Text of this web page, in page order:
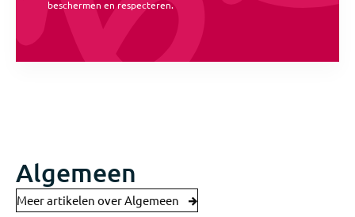
beschermen en respecteren.
Algemeen
Meer artikelen over Algemeen